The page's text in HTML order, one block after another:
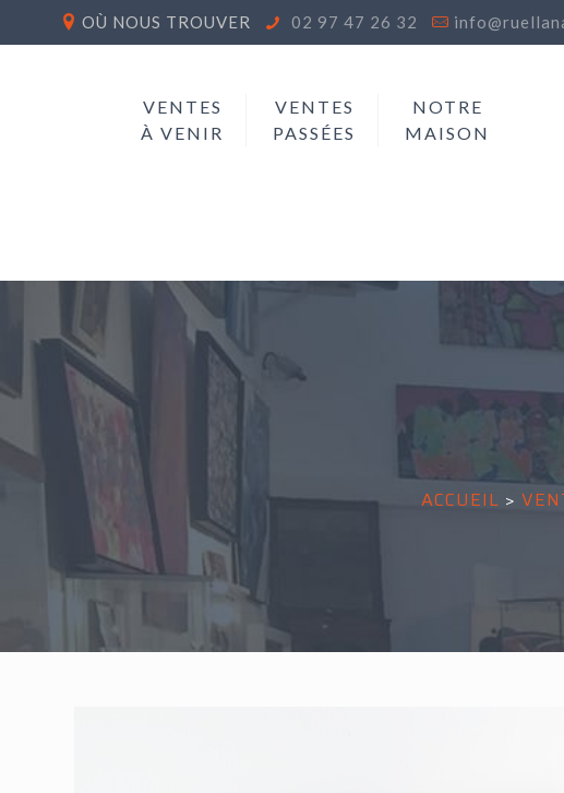
OÙ NOUS TROUVER 02 97 47 26 32
VENTES
À VENIR
VENTES
PASSÉES
NOTRE
MAISON
ACCUEIL >